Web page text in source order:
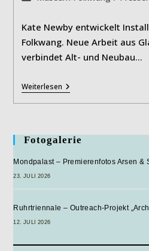
Kate Newby entwickelt
Folkwang. Neue Arbeit aus
verbindet Alt- und Neubau…
WeiterlesenKate
Newby:
Glas
Fotogalerie
Mondpalast – Premierenfotos Arsen &
23. JULI 2026
Ruhrtriennale – Outreach-Projekt
12. JULI 2026